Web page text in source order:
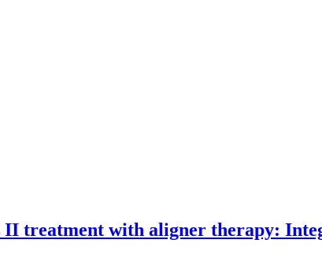
II treatment with aligner therapy: